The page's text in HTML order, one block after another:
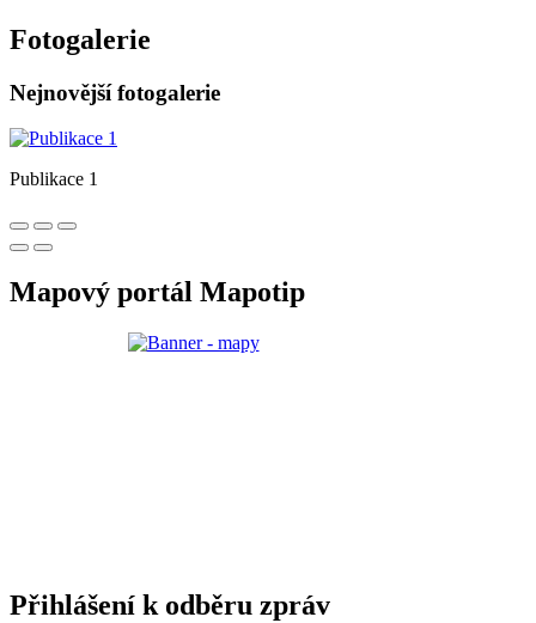
Fotogalerie
Nejnovější fotogalerie
Publikace 1
Mapový portál Mapotip
Přihlášení k odběru zpráv